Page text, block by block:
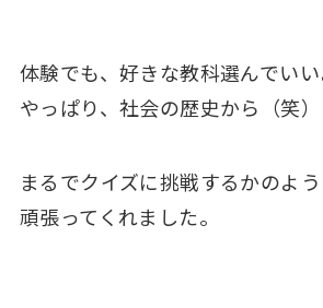
体験でも、好きな教科選んでいい
やっぱり、社会の歴史から（笑）
まるでクイズに挑戦するかのよ
頑張ってくれました。